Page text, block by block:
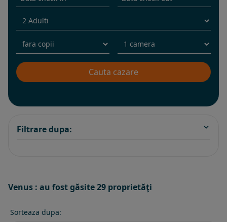
Filtrare dupa:
Venus : au fost găsite 29 proprietăţi
Sorteaza dupa: